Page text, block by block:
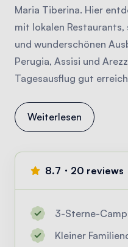
Maria Tiberina. Hier
mit lokalen
und wunderschönen
Perugia, Assisi und
Tagesausflug gut
Weiterlesen
8.7・20 reviews
3-Sterne-
Kleiner